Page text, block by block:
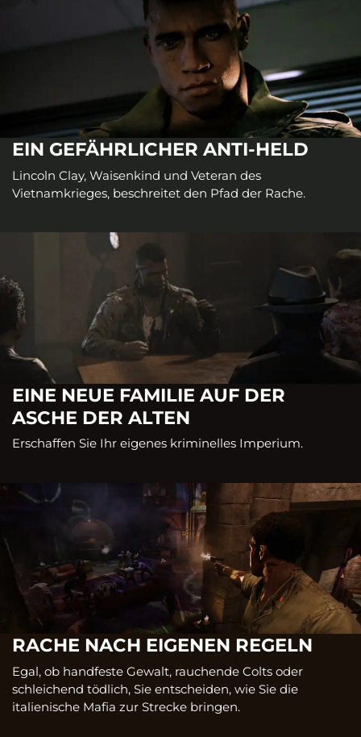
EIN GEFÄHRLICHER ANTI-HELD
Lincoln Clay, Waisenkind und Veteran des
Vietnamkrieges, beschreitet den Pfad der Rache.
EINE NEUE FAMILIE AUF DER
ASCHE DER ALTEN
Erschaffen Sie Ihr eigenes kriminelles Imperium.
RACHE NACH EIGENEN REGELN
Egal, ob handfeste Gewalt, rauchende Colts oder
schleichend tödlich, Sie entscheiden, wie Sie die
italienische Mafia zur Strecke bringen.